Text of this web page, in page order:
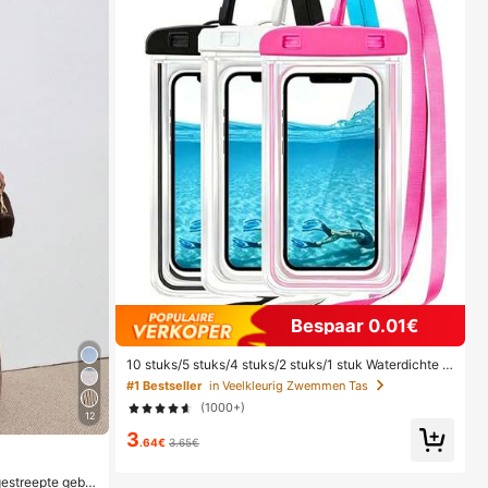
12
gebre
Bespaar 0.01€
10 stuks/5 stuks/4 stuks/2 stuks/1 stuk Waterdichte t
as, Waterdichte telefoonhoes voor onder water, Water
dichte telefoonhoes voor op het strand, Zomerse kam
peeruitrusting, Vakantiebenodigdheden, Onmisbaar
#1 Bestseller in Veelkleurig Zwemmen Tas
(1000+)
3.64€ 3.65€